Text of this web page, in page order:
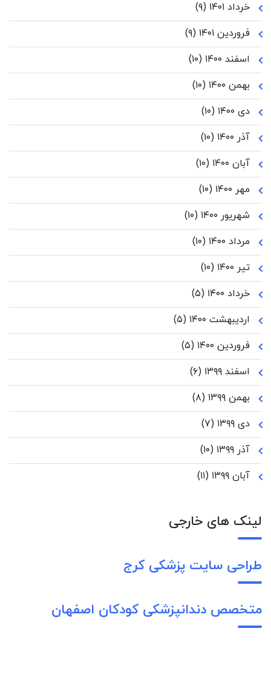
خرداد ۱۴۰۱
(۹)
فروردین ۱۴۰۱
(۹)
اسفند ۱۴۰۰
(۱۰)
بهمن ۱۴۰۰
(۱۰)
دی ۱۴۰۰
(۱۰)
آذر ۱۴۰۰
(۱۰)
آبان ۱۴۰۰
(۱۰)
مهر ۱۴۰۰
(۱۰)
شهریور ۱۴۰۰
(۱۰)
مرداد ۱۴۰۰
(۱۰)
تیر ۱۴۰۰
(۱۰)
خرداد ۱۴۰۰
(۵)
اردیبهشت ۱۴۰۰
(۵)
فروردین ۱۴۰۰
(۵)
اسفند ۱۳۹۹
(۶)
بهمن ۱۳۹۹
(۸)
دی ۱۳۹۹
(۷)
آذر ۱۳۹۹
(۱۰)
آبان ۱۳۹۹
(۱۱)
لینک های خارجی
طراحی سایت پزشکی کرج
متخصص دندانپزشکی کودکان اصفهان